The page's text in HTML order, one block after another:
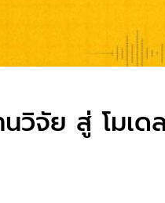
นวิจัย สู่ โมเด